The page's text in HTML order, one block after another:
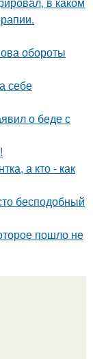
обороты
себе
о беде с
а кто - как
бесподобный
пошло не